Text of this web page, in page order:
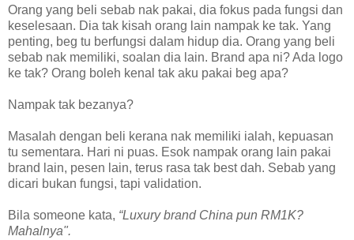
Orang yang beli sebab nak pakai, dia fokus pada fungsi dan
keselesaan. Dia tak kisah orang lain nampak ke tak. Yang
penting, beg tu berfungsi dalam hidup dia. Orang yang beli
sebab nak memiliki, soalan dia lain. Brand apa ni? Ada logo
ke tak? Orang boleh kenal tak aku pakai beg apa?
Nampak tak bezanya?
Masalah dengan beli kerana nak memiliki ialah, kepuasan
tu sementara. Hari ni puas. Esok nampak orang lain pakai
brand lain, pesen lain, terus rasa tak best dah. Sebab yang
dicari bukan fungsi, tapi validation.
Bila someone kata, “Luxury brand China pun RM1K?
Mahalnya".